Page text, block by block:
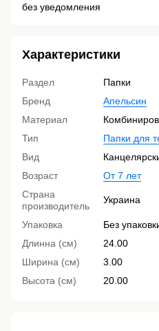
без уведомления
Характеристики
Раздел
Папки
Бренд
Апельсин
Материал
Тип
Папки для
Вид
Возраст
От 7 лет
Страна
производитель
Украина
Упаковка
Без
Длинна (см)
24.00
Ширина (см)
3.00
Высота (см)
20.00